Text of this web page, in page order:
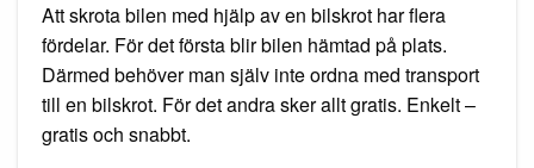
Att skrota bilen med hjälp av en bilskrot har flera
fördelar. För det första blir bilen hämtad på plats.
Därmed behöver man själv inte ordna med transport
till en bilskrot. För det andra sker allt gratis. Enkelt –
gratis och snabbt.